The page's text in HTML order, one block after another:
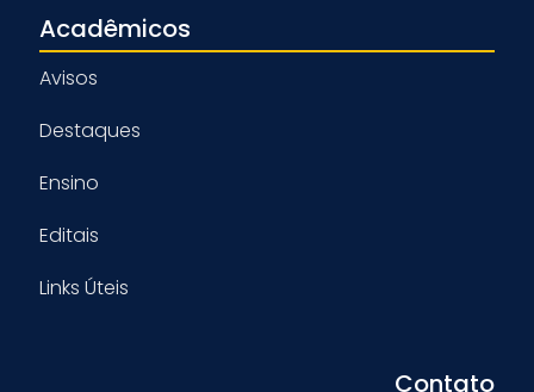
Acadêmicos
Avisos
Destaques
Ensino
Editais
Links Úteis
Contato